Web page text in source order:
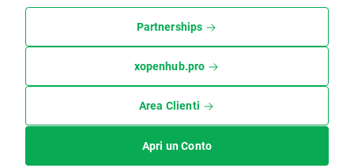
Partnerships
xopenhub.pro
Area Clienti
Apri un Conto